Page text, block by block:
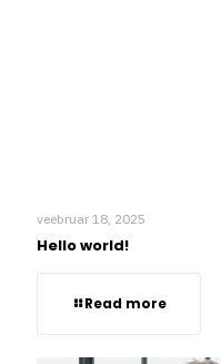
veebruar 18, 2025
Hello world!
Read more